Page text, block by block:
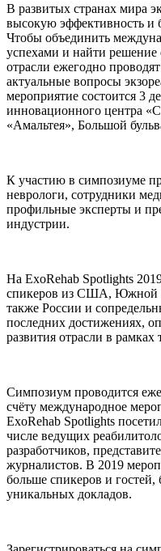
В развитых странах мира
высокую эффективность и
Чтобы объединить
успехами и найти решение
отрасли ежегодно
актуальные вопросы
мероприятие состоится 3
инновационного центра
«Амальтея», Большой
К участию в симпозиуме
неврологи, сотрудники
профильные эксперты и
индустрии.
На ExoRehab Spotlights
спикеров из США, Южной
также России и
последних достижениях,
развития отрасли в
Симпозиум проводится
счёту международное
ExoRehab Spotlights
числе ведущих
разработчиков,
журналистов. В 2019
больше спикеров и
уникальных докладов.